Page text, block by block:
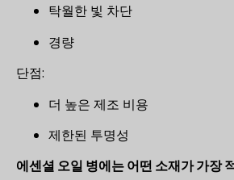
탁월한 빛 차단
경량
단점:
더 높은 제조 비용
제한된 투명성
에센셜 오일 병에는 어떤 소재가 가장